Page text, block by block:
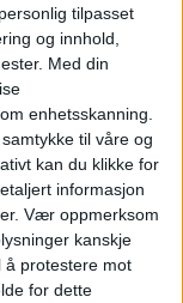
tilpasset
og innhold,
Med din
enhetsskanning.
til våre og
kan du klikke for
informasjon
Vær oppmerksom
kanskje
å protestere mot
for dette